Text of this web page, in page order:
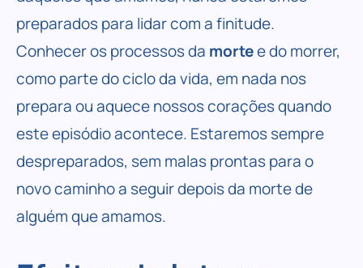
preparados para lidar com a finitude.
Conhecer os processos da mortee do morrer,
como parte do ciclo da vida, em nada nos
prepara ou aquece nossos corações quando
este episódio acontece. Estaremos sempre
despreparados, sem malas prontas para o
novo caminho a seguir depois da morte de
alguém que amamos.